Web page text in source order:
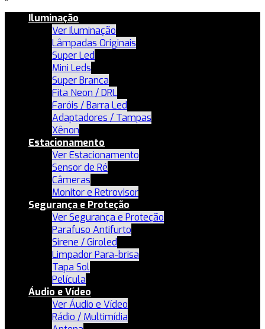
Iluminação
Ver Iluminação
Lâmpadas Originais
Super Led
Mini Leds
Super Branca
Fita Neon / DRL
Faróis / Barra Led
Adaptadores / Tampas
Xênon
Estacionamento
Ver Estacionamento
Sensor de Ré
Câmeras
Monitor e Retrovisor
Segurança e Proteção
Ver Segurança e Proteção
Parafuso Antifurto
Sirene / Giroled
Limpador Para-brisa
Tapa Sol
Película
Áudio e Vídeo
Ver Áudio e Vídeo
Rádio / Multimídia